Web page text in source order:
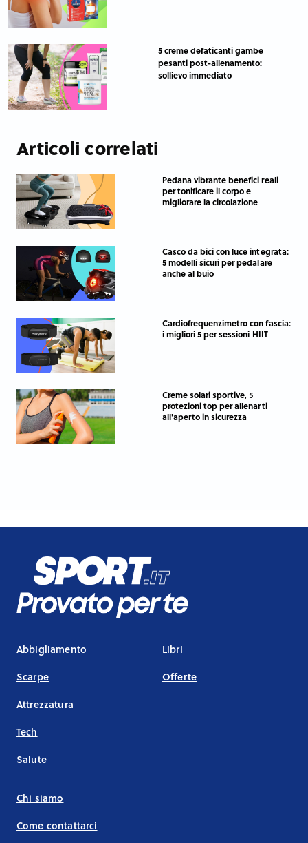
5 creme defaticanti gambe
pesanti post-allenamento:
sollievo immediato
Articoli correlati
Pedana vibrante benefici reali
per tonificare il corpo e
migliorare la circolazione
Casco da bici con luce integrata:
5 modelli sicuri per pedalare
anche al buio
Cardiofrequenzimetro con fascia:
i migliori 5 per sessioni HIIT
Creme solari sportive, 5
protezioni top per allenarti
all'aperto in sicurezza
Abbigliamento
Scarpe
Attrezzatura
Tech
Salute
Libri
Offerte
Chi siamo
Come contattarci